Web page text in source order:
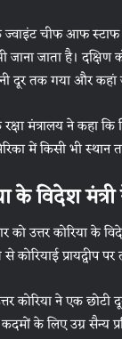
ज्वाइंट चीफ आफ स्टाफ
जाता है।
दूर तक गया और कहां
रक्षा मंत्रालय ने कहा
में किसी भी स्थान
के विदेश
उत्तर कोरिया के
प्रायद्वीप
कोरिया ने एक छोटी
के लिए उग्र सैन्य